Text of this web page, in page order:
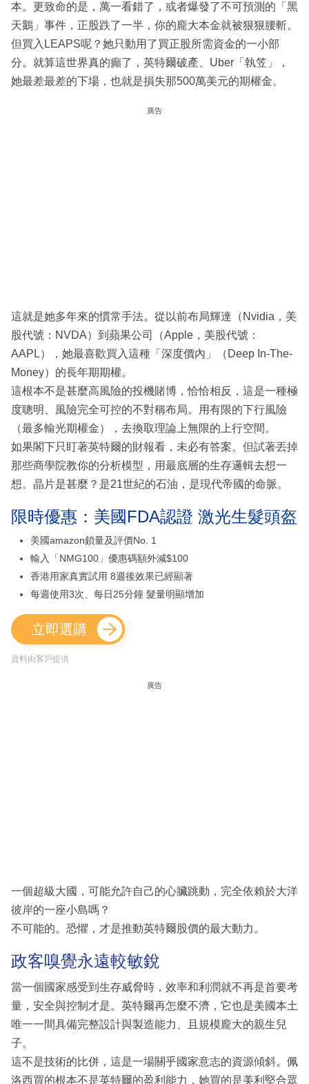
本。更致命的是，萬一看錯了，或者爆發了不可預測的「黑
天鵝」事件，正股跌了一半，你的龐大本金就被狠狠腰斬。
但買入LEAPS呢？她只動用了買正股所需資金的一小部
分。就算這世界真的癲了，英特爾破產、Uber「執笠」，
她最差最差的下場，也就是損失那500萬美元的期權金。
廣告
這就是她多年來的慣常手法。從以前布局輝達（Nvidia，美
股代號：NVDA）到蘋果公司（Apple，美股代號：
AAPL），她最喜歡買入這種「深度價內」（Deep In-The-
Money）的長年期期權。
這根本不是甚麼高風險的投機賭博，恰恰相反，這是一種極
度聰明、風險完全可控的不對稱布局。用有限的下行風險
（最多輸光期權金），去換取理論上無限的上行空間。
如果閣下只盯著英特爾的財報看，未必有答案。但試著丟掉
那些商學院教你的分析模型，用最底層的生存邏輯去想一
想。晶片是甚麼？是21世紀的石油，是現代帝國的命脈。
限時優惠：美國FDA認證 激光生髮頭盔
美國amazon鎖量及評價No. 1
輸入「NMG100」優惠碼額外減$100
香港用家真實試用 8週後效果已經顯著
每週使用3次、每日25分鐘 髮量明顯增加
立即選購
資料由客戶提供
廣告
一個超級大國，可能允許自己的心臟跳動，完全依賴於大洋
彼岸的一座小島嗎？
不可能的。恐懼，才是推動英特爾股價的最大動力。
政客嗅覺永遠較敏銳
當一個國家感受到生存威脅時，效率和利潤就不再是首要考
量，安全與控制才是。英特爾再怎麼不濟，它也是美國本土
唯一一間具備完整設計與製造能力、且規模龐大的親生兒
子。
這不是技術的比併，這是一場關乎國家意志的資源傾斜。佩
洛西買的根本不是英特爾的盈利能力，她買的是美利堅合眾